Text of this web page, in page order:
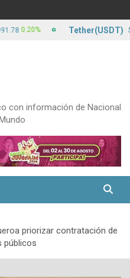
con información de Nacional
priorizar contratación de
públicos
Tether(USDT) $17.12